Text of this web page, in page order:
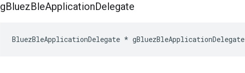
gBluezBleApplicationDelegate
BluezBleApplicationDelegate * gBluezBleApplicationDelegate